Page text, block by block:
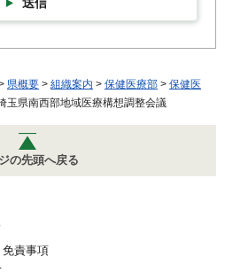
県概要 > 組織案内 > 保健医療部 > 保健医
玉県南西部地域医療構想調整会議
の先頭へ戻る
責事項